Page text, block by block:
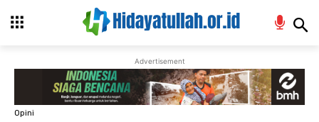
Advertisement
Opini